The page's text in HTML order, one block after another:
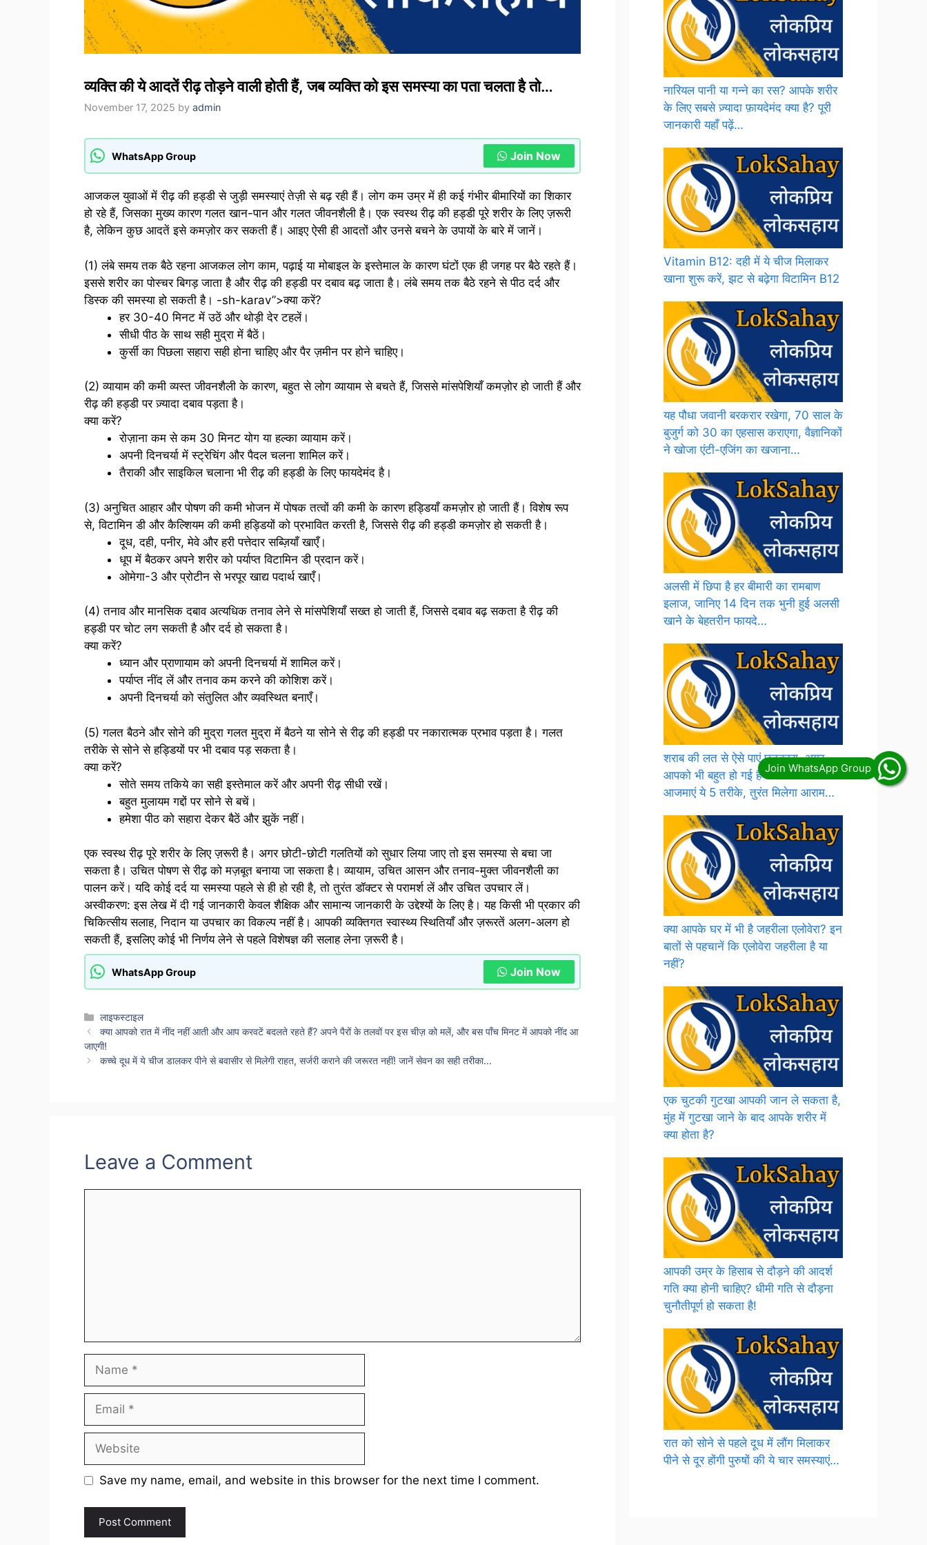
व्यक्ति की ये आदतें रीढ़ तोड़ने वाली होती हैं, जब व्यक्ति को इस समस्या का पता चलता है तो…
November 17, 2025 by admin
WhatsApp Group Join Now
आजकल युवाओं में रीढ़ की हड्डी से जुड़ी समस्याएं तेज़ी से बढ़ रही हैं। लोग कम उम्र में ही कई गंभीर बीमारियों का शिकार
हो रहे हैं, जिसका मुख्य कारण गलत खान-पान और गलत जीवनशैली है। एक स्वस्थ रीढ़ की हड्डी पूरे शरीर के लिए ज़रूरी
है, लेकिन कुछ आदतें इसे कमज़ोर कर सकती हैं। आइए ऐसी ही आदतों और उनसे बचने के उपायों के बारे में जानें।
(1) लंबे समय तक बैठे रहना आजकल लोग काम, पढ़ाई या मोबाइल के इस्तेमाल के कारण घंटों एक ही जगह पर बैठे रहते हैं।
इससे शरीर का पोस्चर बिगड़ जाता है और रीढ़ की हड्डी पर दबाव बढ़ जाता है। लंबे समय तक बैठे रहने से पीठ दर्द और
डिस्क की समस्या हो सकती है। -sh-karav”>क्या करें?
हर 30-40 मिनट में उठें और थोड़ी देर टहलें।
सीधी पीठ के साथ सही मुद्रा में बैठें।
कुर्सी का पिछला सहारा सही होना चाहिए और पैर ज़मीन पर होने चाहिए।
(2) व्यायाम की कमी व्यस्त जीवनशैली के कारण, बहुत से लोग व्यायाम से बचते हैं, जिससे मांसपेशियाँ कमज़ोर हो जाती हैं और
रीढ़ की हड्डी पर ज़्यादा दबाव पड़ता है।
क्या करें?
रोज़ाना कम से कम 30 मिनट योग या हल्का व्यायाम करें।
अपनी दिनचर्या में स्ट्रेचिंग और पैदल चलना शामिल करें।
तैराकी और साइकिल चलाना भी रीढ़ की हड्डी के लिए फायदेमंद है।
(3) अनुचित आहार और पोषण की कमी भोजन में पोषक तत्वों की कमी के कारण हड्डियाँ कमज़ोर हो जाती हैं। विशेष रूप
से, विटामिन डी और कैल्शियम की कमी हड्डियों को प्रभावित करती है, जिससे रीढ़ की हड्डी कमज़ोर हो सकती है।
दूध, दही, पनीर, मेवे और हरी पत्तेदार सब्ज़ियाँ खाएँ।
धूप में बैठकर अपने शरीर को पर्याप्त विटामिन डी प्रदान करें।
ओमेगा-3 और प्रोटीन से भरपूर खाद्य पदार्थ खाएँ।
(4) तनाव और मानसिक दबाव अत्यधिक तनाव लेने से मांसपेशियाँ सख्त हो जाती हैं, जिससे दबाव बढ़ सकता है रीढ़ की
हड्डी पर चोट लग सकती है और दर्द हो सकता है।
क्या करें?
ध्यान और प्राणायाम को अपनी दिनचर्या में शामिल करें।
पर्याप्त नींद लें और तनाव कम करने की कोशिश करें।
अपनी दिनचर्या को संतुलित और व्यवस्थित बनाएँ।
(5) गलत बैठने और सोने की मुद्रा गलत मुद्रा में बैठने या सोने से रीढ़ की हड्डी पर नकारात्मक प्रभाव पड़ता है। गलत
तरीके से सोने से हड्डियों पर भी दबाव पड़ सकता है।
क्या करें?
सोते समय तकिये का सही इस्तेमाल करें और अपनी रीढ़ सीधी रखें।
बहुत मुलायम गद्दों पर सोने से बचें।
हमेशा पीठ को सहारा देकर बैठें और झुकें नहीं।
एक स्वस्थ रीढ़ पूरे शरीर के लिए ज़रूरी है। अगर छोटी-छोटी गलतियों को सुधार लिया जाए तो इस समस्या से बचा जा
सकता है। उचित पोषण से रीढ़ को मज़बूत बनाया जा सकता है। व्यायाम, उचित आसन और तनाव-मुक्त जीवनशैली का
पालन करें। यदि कोई दर्द या समस्या पहले से ही हो रही है, तो तुरंत डॉक्टर से परामर्श लें और उचित उपचार लें।
अस्वीकरण: इस लेख में दी गई जानकारी केवल शैक्षिक और सामान्य जानकारी के उद्देश्यों के लिए है। यह किसी भी प्रकार की
चिकित्सीय सलाह, निदान या उपचार का विकल्प नहीं है। आपकी व्यक्तिगत स्वास्थ्य स्थितियाँ और ज़रूरतें अलग-अलग हो
सकती हैं, इसलिए कोई भी निर्णय लेने से पहले विशेषज्ञ की सलाह लेना ज़रूरी है।
WhatsApp Group Join Now
Categories
लाइफस्टाइल
क्या आपको रात में नींद नहीं आती और आप करवटें बदलते रहते हैं? अपने पैरों के तलवों पर इस चीज़ को मलें, और बस पाँच मिनट में आपको नींद आ
जाएगी!
कच्चे दूध में ये चीज डालकर पीने से बवासीर से मिलेगी राहत, सर्जरी कराने की जरूरत नहीं! जानें सेवन का सही तरीका…
Leave a Comment
Name
Email
Website
Save my name, email, and website in this browser for the next time I comment.
नारियल पानी या गन्ने का रस? आपके शरीर
के लिए सबसे ज़्यादा फ़ायदेमंद क्या है? पूरी
जानकारी यहाँ पढ़ें…
Vitamin B12: दही में ये चीज मिलाकर
खाना शुरू करें, झट से बढ़ेगा विटामिन B12
यह पौधा जवानी बरकरार रखेगा, 70 साल के
बुजुर्ग को 30 का एहसास कराएगा, वैज्ञानिकों
ने खोजा एंटी-एजिंग का खजाना…
अलसी में छिपा है हर बीमारी का रामबाण
इलाज, जानिए 14 दिन तक भुनी हुई अलसी
खाने के बेहतरीन फायदे…
शराब की लत से ऐसे पाएं छुटकारा, अगर
आपको भी बहुत हो गई है शराब की लत तो
आजमाएं ये 5 तरीके, तुरंत मिलेगा आराम…
क्या आपके घर में भी है जहरीला एलोवेरा? इन
बातों से पहचानें कि एलोवेरा जहरीला है या
नहीं?
एक चुटकी गुटखा आपकी जान ले सकता है,
मुंह में गुटखा जाने के बाद आपके शरीर में
क्या होता है?
आपकी उम्र के हिसाब से दौड़ने की आदर्श
गति क्या होनी चाहिए? धीमी गति से दौड़ना
चुनौतीपूर्ण हो सकता है!
रात को सोने से पहले दूध में लौंग मिलाकर
पीने से दूर होंगी पुरुषों की ये चार समस्याएं…